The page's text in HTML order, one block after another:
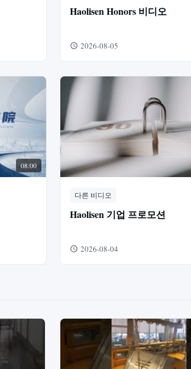
Haolisen Honors 비디오
2026-08-05
08:00
다른 비디오
Haolisen 기업 프로모션
2026-08-04